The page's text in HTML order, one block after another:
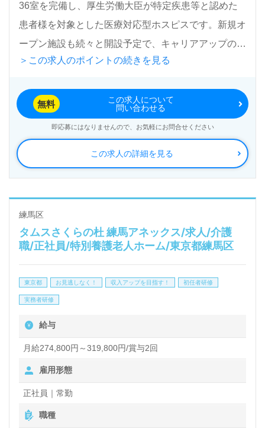
36室を完備し、厚生労働大臣が特定疾患等と認めた
患者様を対象とした医療対応型ホスピスです。新規オ
ープン施設も続々と開設予定で、キャリアアップのチ
ャンスが広がっています。
ホスピス経験は問いません。介護職を目指す方や、看
護助手・介護職経験者も大歓迎です。ここでは、医療
ケアを必要とする方々に対して、温かいサポートを提
供することが求められます。職員同士のチームワーク
が良く、働きやすい環境が整っています。ご利用者様
やご家族様の思いに寄り添える職場で、働きがいを実
感しながらスキルを磨くことが可能です。
ウィルオブ介護では、医療・福祉業界の正社員やパー
人紹介、年収交渉を無料でサポートし、非公開求人も
問い合わせください。あなたの希望に合った職場を見
つけるお手伝いをいたします。
＞この求人のポイントの続きを見る
この求人の詳細を見る
無料
この求人について
問い合わせる
即応募にはなりませんので、お気軽にお問合せください
練馬区
タムスさくらの杜 練馬アネックス/求人/介護
職/正社員/特別養護老人ホーム/東京都練馬区
東京都 お見逃しなく！ 収入アップを目指す！ 初任者研修
実務者研修
給与
月給274,800円～319,800円/賞与2回
雇用形態
正社員｜常勤
職種